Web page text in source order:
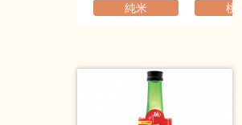
純米 桃川